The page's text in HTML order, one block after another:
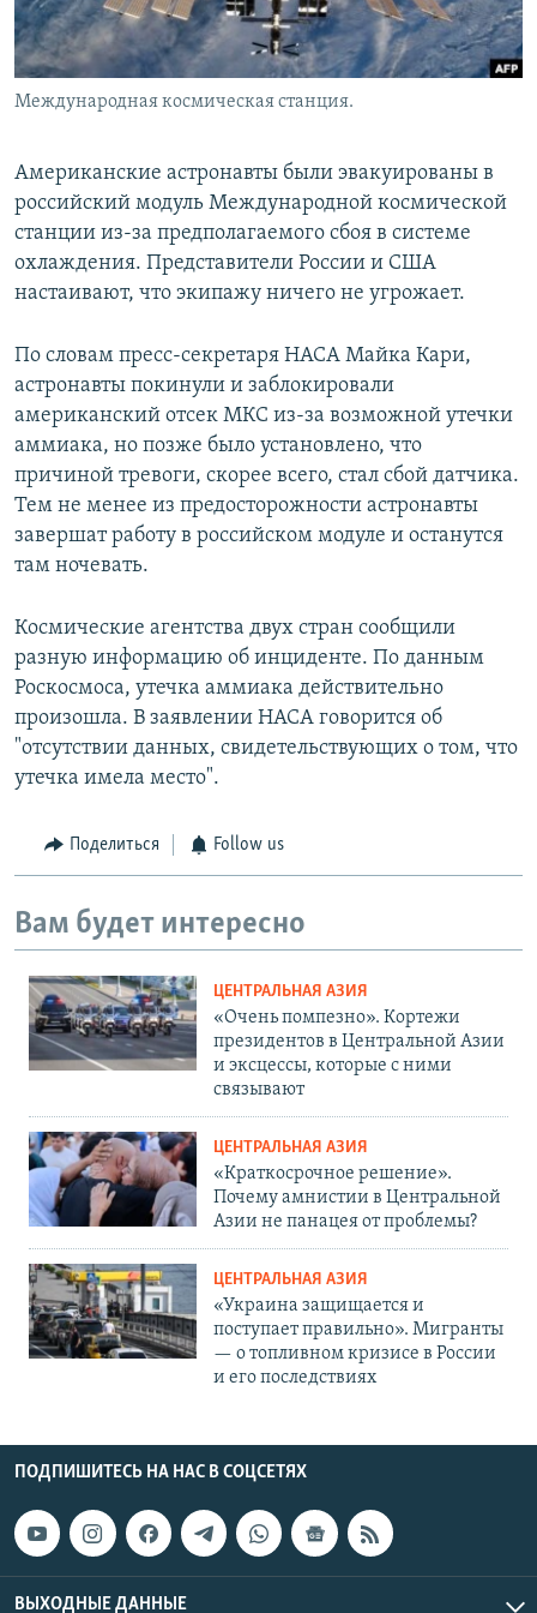
Международная космическая станция.
Американские астронавты были эвакуированы в
российский модуль Международной космической
станции из-за предполагаемого сбоя в системе
охлаждения. Представители России и США
настаивают, что экипажу ничего не угрожает.
По словам пресс-секретаря НАСА Майка Кари,
астронавты покинули и заблокировали
американский отсек МКС из-за возможной утечки
аммиака, но позже было установлено, что
причиной тревоги, скорее всего, стал сбой датчика.
Тем не менее из предосторожности астронавты
завершат работу в российском модуле и останутся
там ночевать.
Космические агентства двух стран сообщили
разную информацию об инциденте. По данным
Роскосмоса, утечка аммиака действительно
произошла. В заявлении НАСА говорится об
"отсутствии данных, свидетельствующих о том, что
утечка имела место".
Поделиться Follow us
Вам будет интересно
ЦЕНТРАЛЬНАЯ АЗИЯ
«Очень помпезно». Кортежи
президентов в Центральной Азии
и эксцессы, которые с ними
связывают
ЦЕНТРАЛЬНАЯ АЗИЯ
«Краткосрочное решение».
Почему амнистии в Центральной
Азии не панацея от проблемы?
ЦЕНТРАЛЬНАЯ АЗИЯ
«Украина защищается и
поступает правильно». Мигранты
— о топливном кризисе в России
и его последствиях
ПОДПИШИТЕСЬ НА НАС В СОЦСЕТЯХ
ВЫХОДНЫЕ ДАННЫЕ